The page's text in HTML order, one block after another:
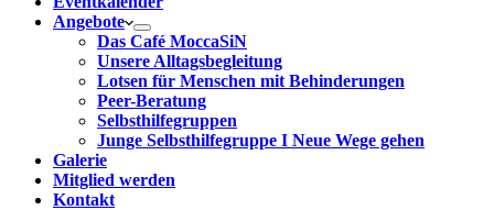
Angebote
Das Café MoccaSiN
Unsere Alltagsbegleitung
Lotsen für Menschen mit Behinderungen
Peer-Beratung
Selbsthilfegruppen
Junge Selbsthilfegruppe I Neue Wege gehen
Galerie
Mitglied werden
Kontakt